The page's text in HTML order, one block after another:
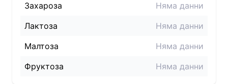
Захароза
Няма данни
Лактоза
Няма данни
Малтоза
Няма данни
Фруктоза
Няма данни